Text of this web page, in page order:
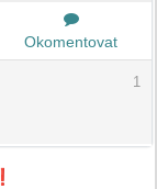
Okomentovat
1